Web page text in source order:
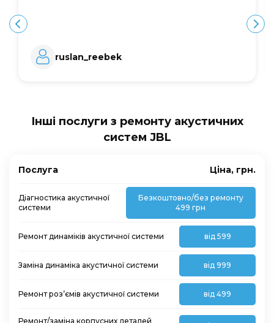
ruslan_reebek
Інші послуги з ремонту акустичних
систем JBL
Послуга Ціна, грн.
Діагностика акустичної
системи
Безкоштовно/без ремонту
499 грн
Ремонт динаміків акустичної системи від 599
Заміна динаміка акустичної системи від 999
Ремонт роз’ємів акустичної системи від 499
Ремонт/заміна корпусних деталей